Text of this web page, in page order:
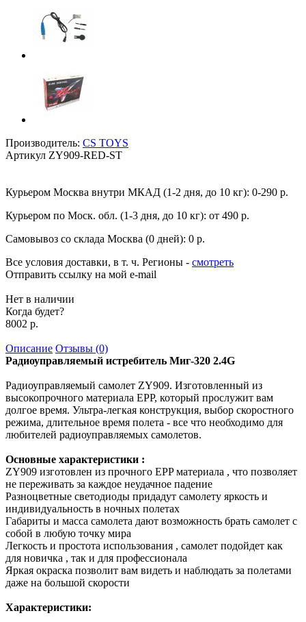
Производитель: CS TOYS
Артикул ZY909-RED-ST
Курьером Москва внутри МКАД (1-2 дня, до 10 кг): 0-290 р.
Курьером по Моск. обл. (1-3 дня, до 10 кг): от 490 р.
Самовывоз со склада Москва (0 дней): 0 р.
Все условия доставки, в т. ч. Регионы - смотреть
Отправить ссылку на мой e-mail
Нет в наличии
Когда будет?
8002 р.
Описание Отзывы (0)
Радиоуправляемый истребитель Миг-320 2.4G
Радиоуправляемый самолет ZY909. Изготовленный из
высокопрочного материала EPP, который прослужит вам
долгое время. Ультра-легкая конструкция, выбор скоростного
режима, длительное время полета - все что необходимо для
любителей радиоуправляемых самолетов.
Основные характеристики :
ZY909 изготовлен из прочного EPP материала , что позволяет
не переживать за каждое неудачное падение
Разноцветные светодиоды придадут самолету яркость и
индивидуальность в ночных полетах
Габариты и масса самолета дают возможность брать самолет с
собой в любую точку мира
Легкость и простота использования , самолет подойдет как
для новичка , так и для профессионала
Яркая окраска позволит вам видеть и наблюдать за полетами
даже на большой скорости
Характеристики: